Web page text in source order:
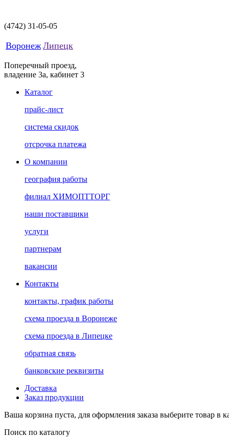
(4742) 31-05-05
Воронеж Липецк
Поперечный проезд,
владение 3а, кабинет 3
Каталог
прайс-лист
система скидок
отсрочка платежа
О компании
география работы
филиал ХИМОПТТОРГ
наши поставщики
услуги
партнерам
вакансии
Контакты
контакты, график работы
схема проезда в Воронеже
схема проезда в Липецке
обратная связь
банковские реквизиты
Доставка
Заказ продукции
Ваша корзина пуста, для оформления заказа выберите товар в
Поиск по каталогу